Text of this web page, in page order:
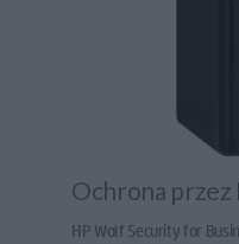
Ochrona
HP Wolf Security for